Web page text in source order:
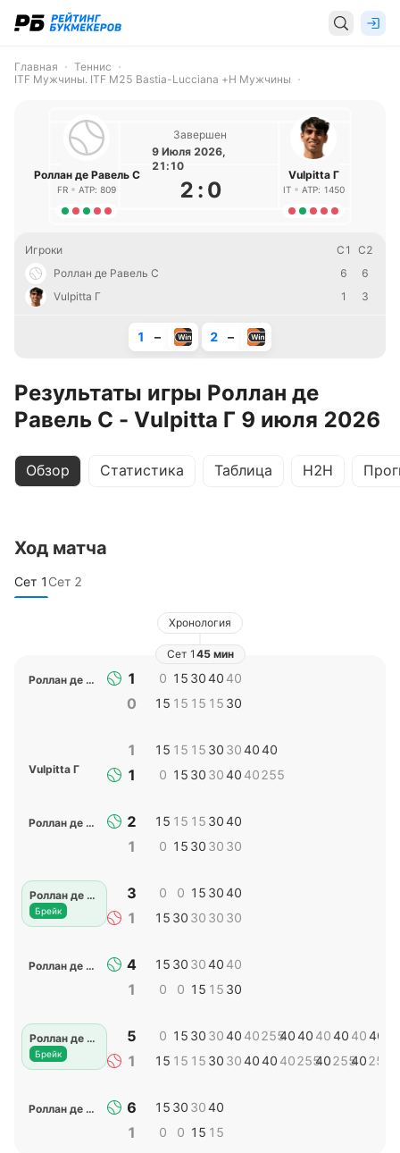
Главная
Теннис
ITF Мужчины. ITF M25 Bastia-Lucciana +H Мужчины
Роллан де Равель С
FR ATP: 809
Завершен
9 Июля 2026,
21:10
2 : 0
Vulpitta Г
IT ATP: 1450
Игроки С1
С2
Роллан де Равель С
6
6
Vulpitta Г
1 3
1 – 2 –
Результаты игры Роллан де
Равель С - Vulpitta Г 9 июля 2026
Обзор Статистика Таблица H2H
Ход матча
Сет 1 Сет 2
Хронология
Сет 1 45 мин
Роллан де Равель С
1
0
0
15
15
15
30
15
40
15
40
30
Vulpitta Г
1
1
15
0
15
15
15
30
30
30
30
40
40
40
40
255
Роллан де Равель С
2
1
15
0
15
15
15
30
30
30
40
30
Роллан де Равель С
Брейк
3
1
0
15
0
30
15
30
30
30
40
30
Роллан де Равель С
4
1
15
0
30
0
30
15
40
15
40
30
Роллан де Равель С
Брейк
5
1
0
15
15
15
30
15
30
30
40
30
40
40
255
40
40
40
40
255
40
40
40
255
40
40
40
255
Роллан де Равель С
6
1
15
0
30
0
30
15
40
15